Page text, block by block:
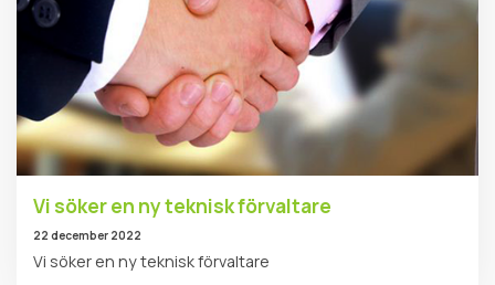
Vi söker en ny teknisk förvaltare
22 december 2022
Vi söker en ny teknisk förvaltare